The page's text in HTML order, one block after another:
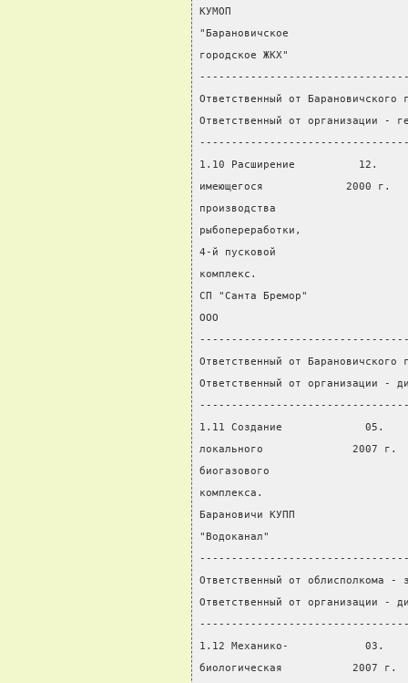
КУМОП
"Барановичское
городское ЖКХ"
Ответственный от
Ответственный от организации -
1.10 Расширение
имеющегося             2000 г.
производства
рыбопереработки,
4-й пусковой
комплекс.
СП "Санта Бремор"
ООО
Ответственный от
Ответственный от организации -
1.11 Создание
локального              2007
биогазового
комплекса.
Барановичи КУПП
"Водоканал"
Ответственный от облисполкома -
Ответственный от организации -
1.12 Механико-
биологическая           2007